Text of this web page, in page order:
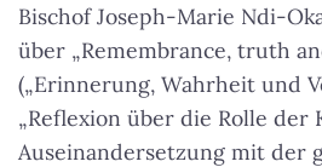
Bischof Joseph-Marie Ndi-
über „Remembrance, truth
(„Erinnerung, Wahrheit und
„Reflexion über die Rolle der
Auseinandersetzung mit der